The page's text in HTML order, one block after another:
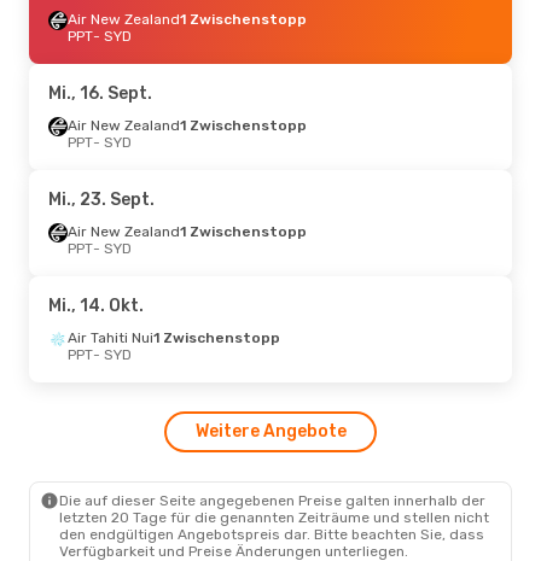
Air New Zealand1 Zwischenstopp
PPT- SYD
Mi., 16. Sept.
Air New Zealand1 Zwischenstopp
PPT- SYD
Mi., 23. Sept.
Air New Zealand1 Zwischenstopp
PPT- SYD
Mi., 14. Okt.
Air Tahiti Nui1 Zwischenstopp
PPT- SYD
Weitere Angebote
Die auf dieser Seite angegebenen Preise galten innerhalb der
letzten 20 Tage für die genannten Zeiträume und stellen nicht
den endgültigen Angebotspreis dar. Bitte beachten Sie, dass
Verfügbarkeit und Preise Änderungen unterliegen.